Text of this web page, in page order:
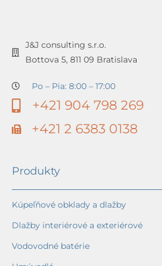
J&J consulting s.r.o.
Bottova 5, 811 09 Bratislava
Po – Pia: 8:00 – 17:00
+421 904 798 269
+421 2 6383 0138
Produkty
Kúpeľňové obklady a dlažby
Dlažby interiérové a exteriérové
Vodovodné batérie